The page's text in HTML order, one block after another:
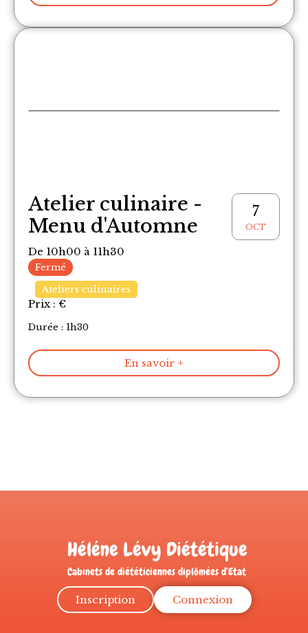
Atelier culinaire -
Menu d'Automne
De 10h00 à 11h30
Fermé
7
OCT
Ateliers culinaires
Prix : €
Durée : 1h30
En savoir +
Héléne Lévy Diététique
Cabinets de diététiciennes diplômées d’Etat
Inscription Connexion